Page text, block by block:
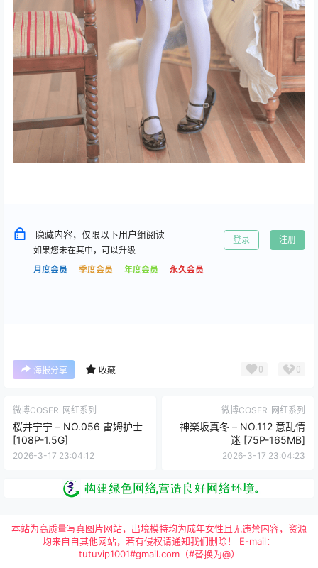
隐藏内容，仅限以下用户组阅读
如果您未在其中，可以升级
月度会员
季度会员 年度会员 永久会员
登录 注册
海报分享 收藏 0 0
微博COSER 网红系列
桜井宁宁 – NO.056 雷姆护士
[108P-1.5G]
2026-3-17 23:04:12
微博COSER 网红系列
神楽坂真冬 – NO.112 意乱情
迷 [75P-165MB]
2026-3-17 23:04:23
本站为高质量写真图片网站，出境模特均为成年女性且无违禁内容，资源
均来自自其他网站，若有侵权请通知我们删除！ E-mail：
tutuvip1001#gmail.com（#替换为@）